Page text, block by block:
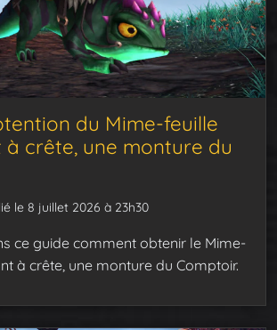
du Mime-feuille
crête, une monture du
le 8 juillet 2026 à 23h30
ce guide comment obtenir le Mime-
à crête, une monture du Comptoir.